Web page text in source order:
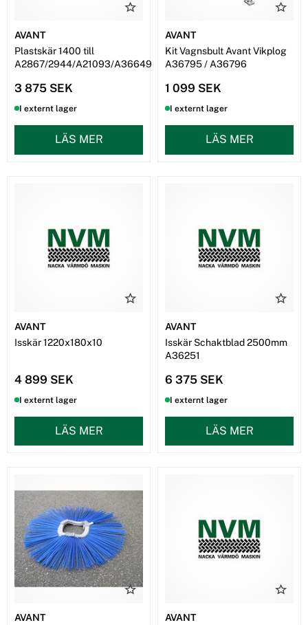
AVANT
Plastskär 1400 till
A2867/2944/A21093/A36649
3 875 SEK
I externt lager
LÄS MER
AVANT
Kit Vagnsbult Avant Vikplog
A36795 / A36796
1 099 SEK
I externt lager
LÄS MER
AVANT
Isskär 1220x180x10
4 899 SEK
I externt lager
LÄS MER
AVANT
Isskär Schaktblad 2500mm
A36251
6 375 SEK
I externt lager
LÄS MER
AVANT
AVANT